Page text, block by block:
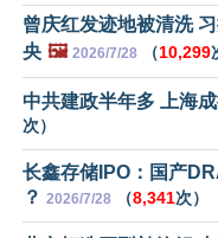
曾庆红发迹地被清洗
央 🖼️ 2026/7/28 （10,299
中共建政半年多 上海
次）
长鑫存储IPO：国产
？ 2026/7/28 （8,341次）